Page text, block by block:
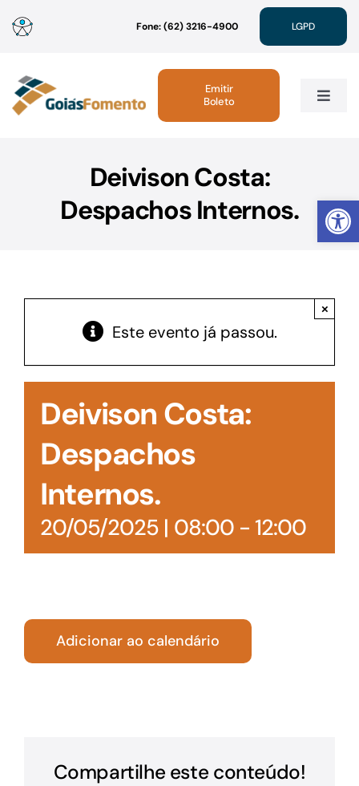
Abrir
para
conteúdo
Fone: (62) 3216-4900 LGPD
Toggle
Linhas de Crédito
Acesso à Informação
Emitir
Boleto
Deivison Costa:
Despachos Internos.
Este evento já passou.
×
Deivison Costa:
Despachos
Internos.
20/05/2025 | 08:00- 12:00
Adicionar ao calendário
Compartilhe este conteúdo!